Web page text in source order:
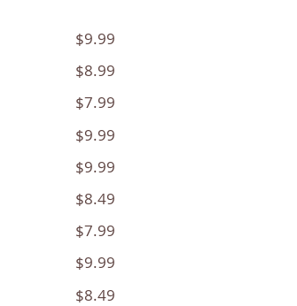
$9.99
$8.99
$7.99
$9.99
$9.99
$8.49
$7.99
$9.99
$8.49